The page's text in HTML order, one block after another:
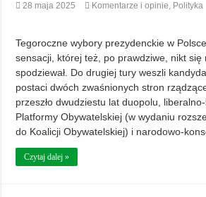
28 maja 2025 Komentarze i opinie, Polityka
Tegoroczne wybory prezydenckie w
sensacji, której też, po prawdziwe, nikt się
spodziewał. Do drugiej tury weszli
postaci dwóch zwaśnionych stron
przeszło dwudziestu lat duopolu,
Platformy Obywatelskiej (w wydaniu
do Koalicji Obywatelskiej) i narodowo-
Czytaj dalej »